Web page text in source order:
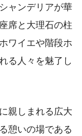
ャンデリアが華
席と大理石の柱
ワイエや階段ホ
る人々を魅了し
親しまれる広大
憩いの場である